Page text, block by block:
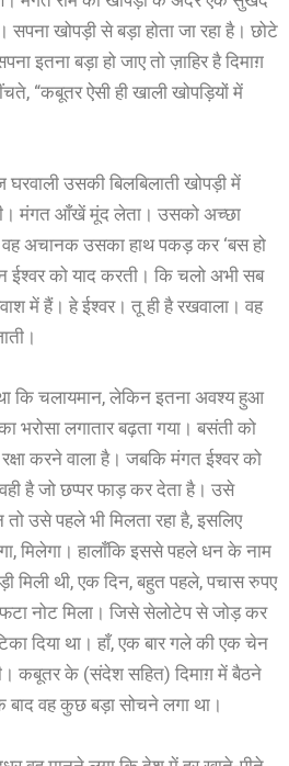
खोपड़ी से बड़ा होता जा रहा है। छोटे
इतना बड़ा हो जाए तो ज़ाहिर है दिमाग़
“कबूतर ऐसी ही खाली खोपड़ियों में
उसकी बिलबिलाती खोपड़ी में
मंगत आँखें मूंद लेता। उसको अच्छा
वह अचानक उसका हाथ पकड़ कर ‘बस हो
ईश्वर को याद करती। कि चलो अभी सब
में हैं। हे ईश्वर। तू ही है रखवाला। वह
कि चलायमान, लेकिन इतना अवश्य हुआ
भरोसा लगातार बढ़ता गया। बसंती को
करने वाला है। जबकि मंगत ईश्वर को
है जो छप्पर फाड़ कर देता है। उसे
तो उसे पहले भी मिलता रहा है, इसलिए
मिलेगा। हालाँकि इससे पहले धन के नाम
मिली थी, एक दिन, बहुत पहले, पचास रुपए
नोट मिला। जिसे सेलोटेप से जोड़ कर
दिया था। हाँ, एक बार गले की एक चेन
कबूतर के (संदेश सहित) दिमाग़ में बैठने
बाद वह कुछ बड़ा सोचने लगा था।